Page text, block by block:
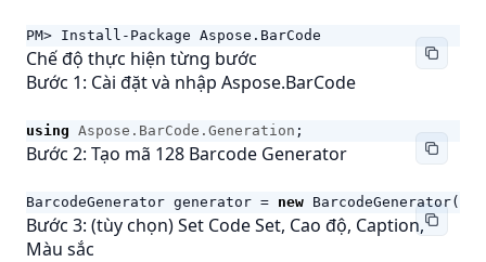
PM> Install-Package Aspose.BarCode
Chế độ thực hiện từng bước
Bước 1: Cài đặt và nhập Aspose.BarCode
using Aspose.BarCode.Generation ;
Bước 2: Tạo mã 128 Barcode Generator
BarcodeGenerator generator = new BarcodeGenerator(
Bước 3: (tùy chọn) Set Code Set, Cao độ, Caption,
Màu sắc